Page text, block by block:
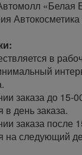
«Белая
в
заказа до 15-
в день заказа.
заказа после
на следующий